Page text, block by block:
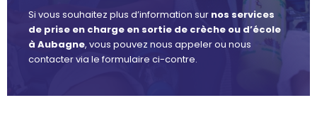
Si vous souhaitez plus d’information sur nos services
de prise en charge en sortie de crèche ou d’école
à Aubagne, vous pouvez nous appeler ou nous
contacter via le formulaire ci-contre.